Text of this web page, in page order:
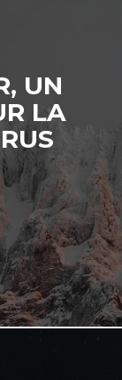
UN
LA